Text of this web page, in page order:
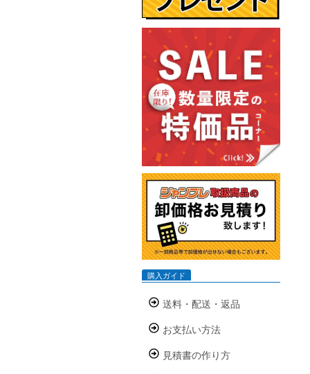
購入ガイド
送料・配送・返品
お支払い方法
見積書の作り方